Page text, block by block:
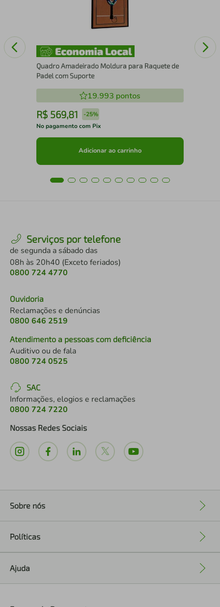
Quadro Amadeirado Moldura para Raquete de
Padel com Suporte
19.993 pontos
R$ 569,81 -25%
No pagamento com Pix
Adicionar ao carrinho
Serviços por telefone
de segunda a sábado das
08h às 20h40 (Exceto feriados)
0800 724 4770
Ouvidoria
Reclamações e denúncias
0800 646 2519
Atendimento a pessoas com deficiência
Auditivo ou de fala
0800 724 0525
SAC
Informações, elogios e reclamações
0800 724 7220
Nossas Redes Sociais
Sobre nós
Políticas
Ajuda